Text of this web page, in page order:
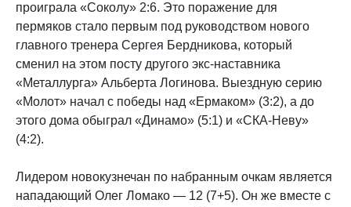
проиграла «Соколу» 2:6. Это поражение для
пермяков стало первым под руководством нового
главного тренера Сергея Бердникова, который
сменил на этом посту другого экс-наставника
«Металлурга» Альберта Логинова. Выездную серию
«Молот» начал с победы над «Ермаком» (3:2), а до
этого дома обыграл «Динамо» (5:1) и «СКА-Неву»
(4:2).
Лидером новокузнечан по набранным очкам является
нападающий Олег Ломако — 12 (7+5). Он же вместе с